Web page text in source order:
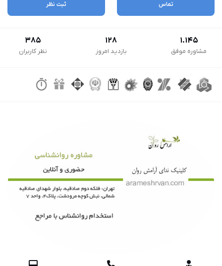
تماس ثبت نظر
1.145
مشاوره موفق
128
بازدید امروز
385
نظر کاربران


